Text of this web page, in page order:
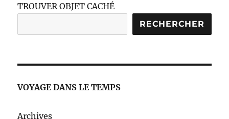
TROUVER OBJET CACHÉ
RECHERCHER
VOYAGE DANS LE TEMPS
Archives